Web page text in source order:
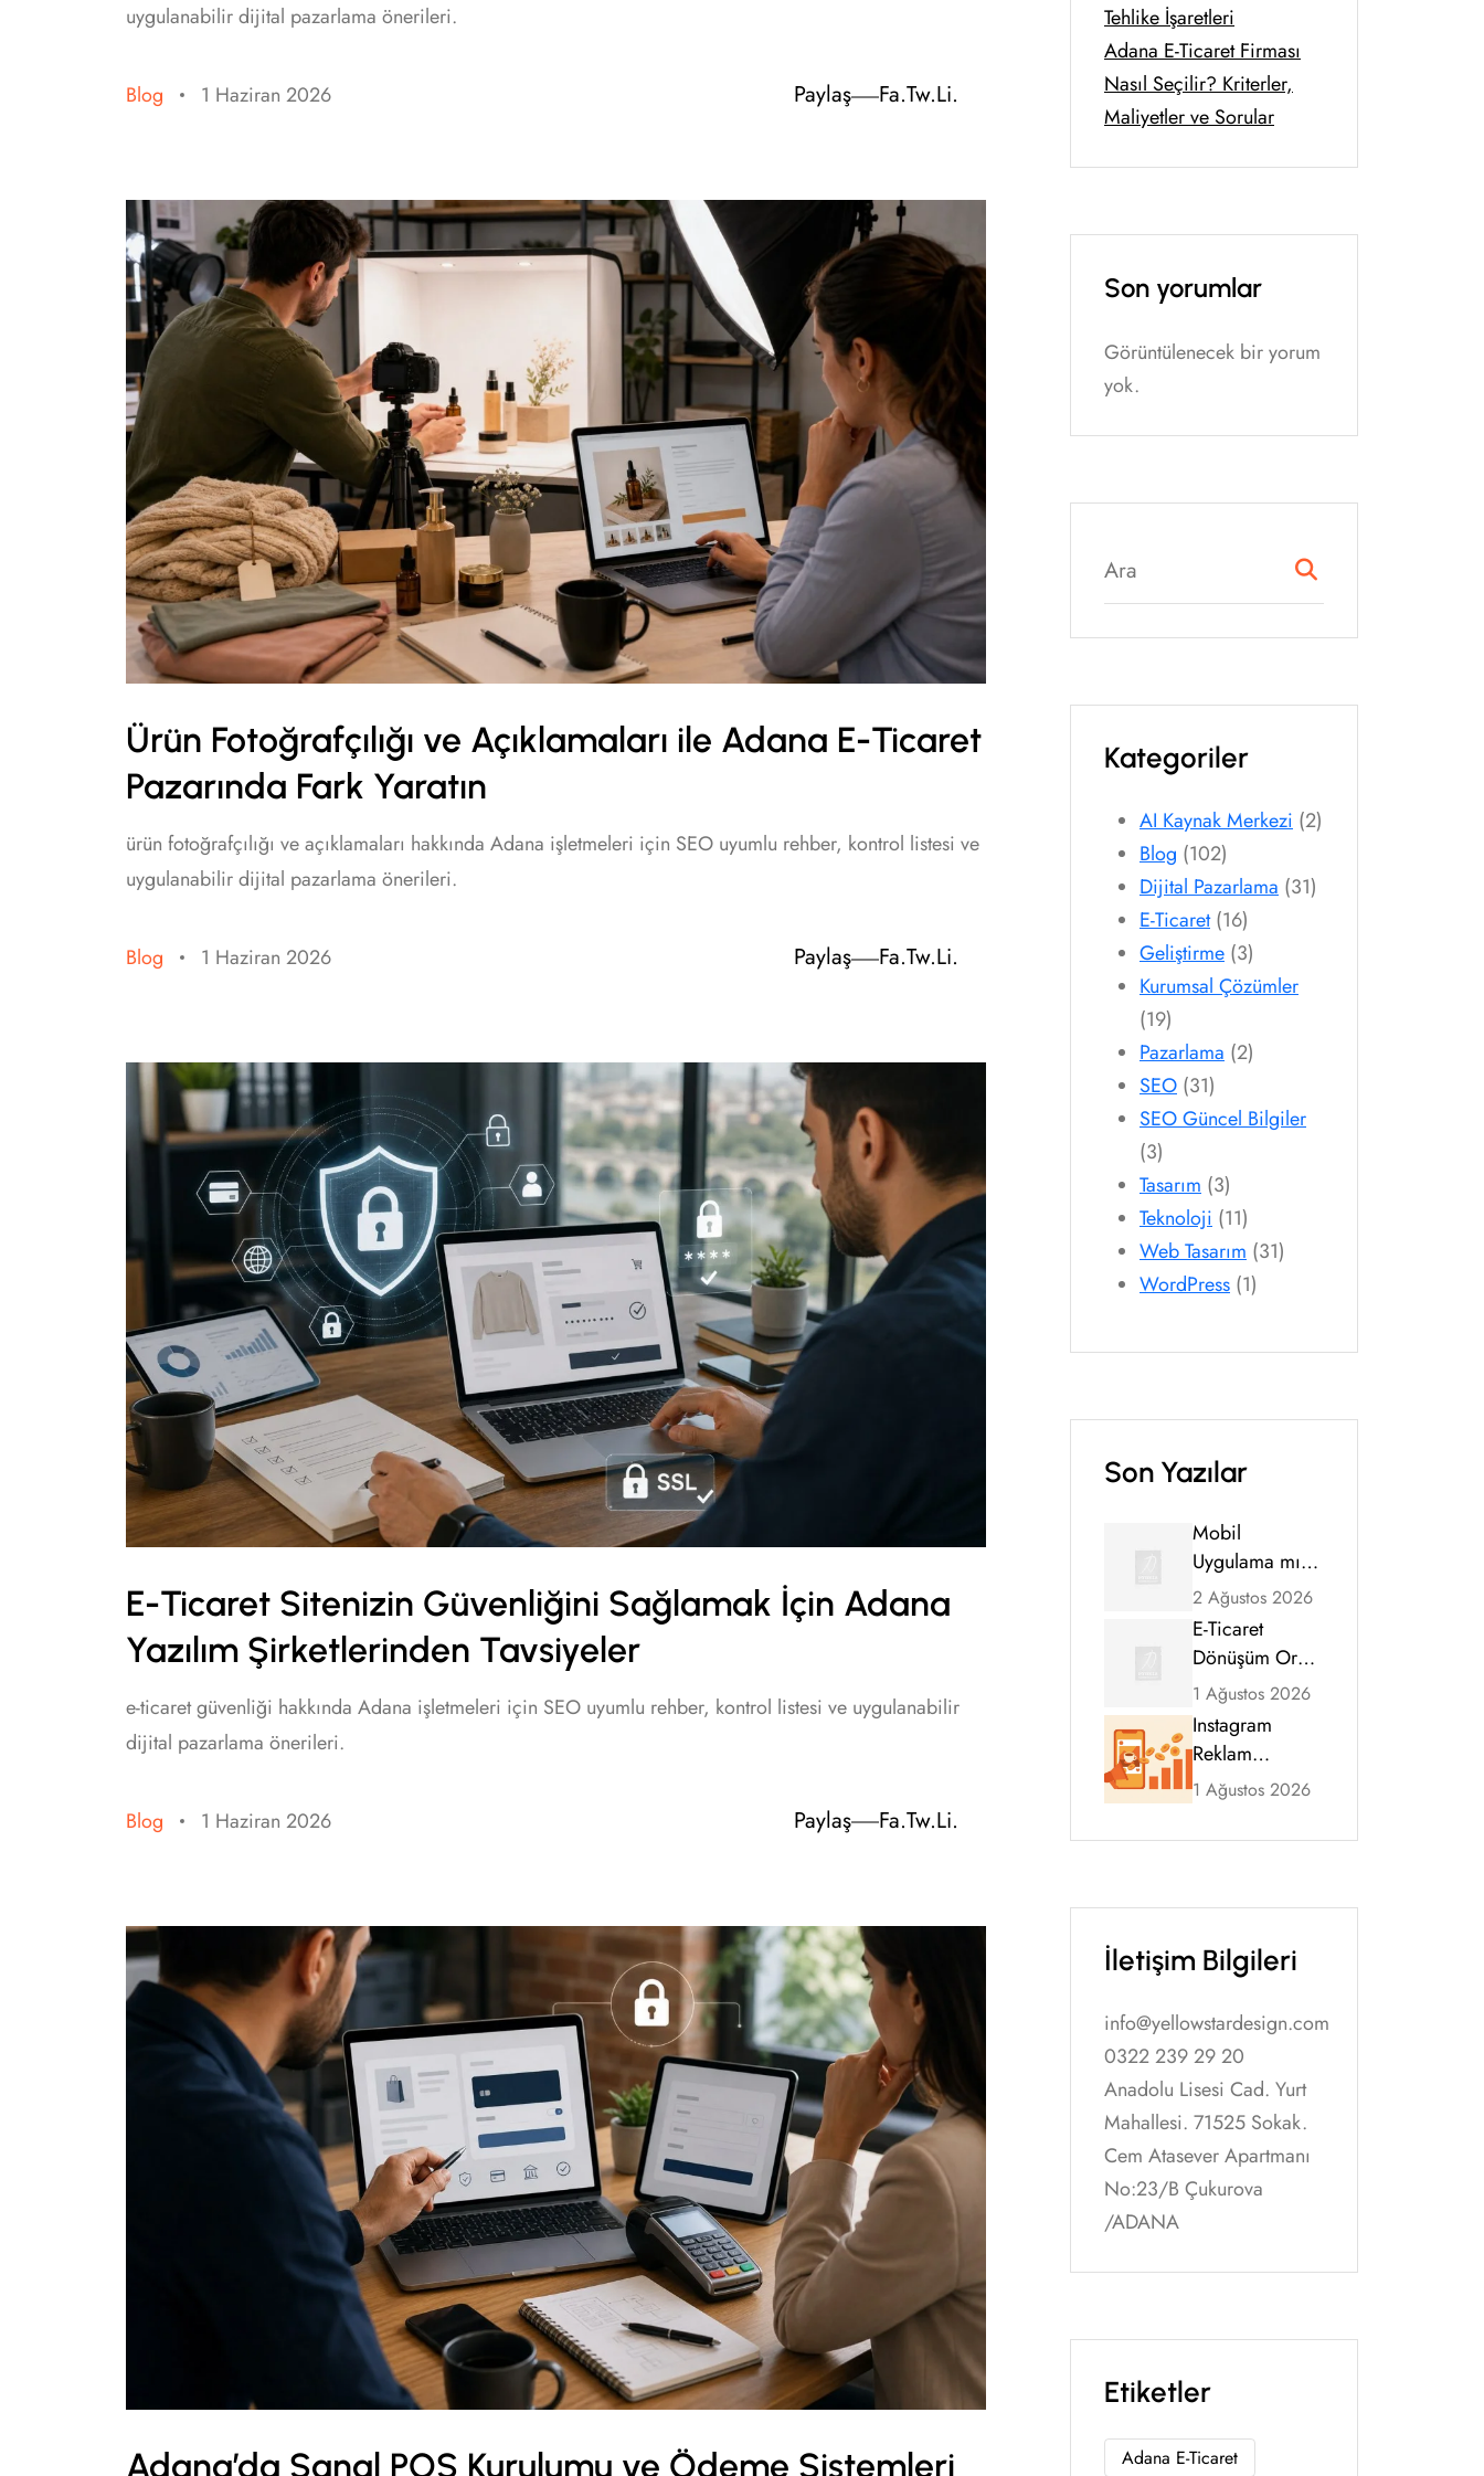
uygulanabilir dijital pazarlama önerileri.
Blog 1 Haziran 2026 Paylaş Fa.Tw.Li.
Ürün Fotoğrafçılığı ve Açıklamaları ile Adana E-Ticaret
Pazarında Fark Yaratın
ürün fotoğrafçılığı ve açıklamaları hakkında Adana işletmeleri için SEO uyumlu rehber, kontrol listesi ve
uygulanabilir dijital pazarlama önerileri.
Blog 1 Haziran 2026 Paylaş Fa.Tw.Li.
E-Ticaret Sitenizin Güvenliğini Sağlamak İçin Adana
Yazılım Şirketlerinden Tavsiyeler
e-ticaret güvenliği hakkında Adana işletmeleri için SEO uyumlu rehber, kontrol listesi ve uygulanabilir
dijital pazarlama önerileri.
Blog 1 Haziran 2026 Paylaş Fa.Tw.Li.
Adana’da Sanal POS Kurulumu ve Ödeme Sistemleri
Tehlike İşaretleri
Adana E-Ticaret Firması
Nasıl Seçilir? Kriterler,
Maliyetler ve Sorular
Son yorumlar
Görüntülenecek bir yorum
yok.
Kategoriler
AI Kaynak Merkezi (2)
Blog (102)
Dijital Pazarlama (31)
E-Ticaret(16)
Geliştirme (3)
Kurumsal Çözümler
(19)
Pazarlama (2)
SEO (31)
SEO Güncel Bilgiler
(3)
Tasarım (3)
Teknoloji (11)
Web Tasarım (31)
WordPress (1)
Son Yazılar
Mobil
Uygulama mı,
Mobil Uyumlu
Web Sitesi mi?
2026 Karar
Rehberi
2 Ağustos 2026
E-Ticaret
Dönüşüm Oranı
Nasıl Artırılır?
Kapsamlı
Rehber (2026)
1 Ağustos 2026
Instagram
Reklam
Ücretleri 2026:
Maliyeti ve
1 Ağustos 2026
İletişim Bilgileri
info@yellowstardesign.com
0322 239 29 20
Anadolu Lisesi Cad. Yurt
Mahallesi. 71525 Sokak.
Cem Atasever Apartmanı
No:23/B Çukurova
/ADANA
Etiketler
Adana E-Ticaret